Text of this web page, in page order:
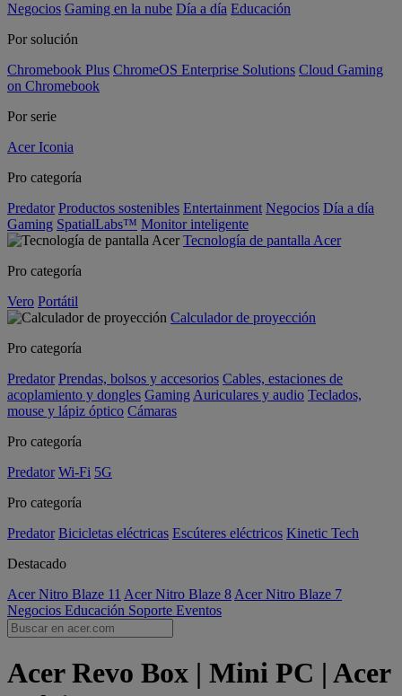
Negocios Gaming en la nube Día a día Educación
Por solución
Chromebook Plus ChromeOS Enterprise Solutions Cloud Gaming
on Chromebook
Por serie
Acer Iconia
Pro categoría
Predator Productos sostenibles Entertainment Negocios Día a día
Gaming SpatialLabs™ Monitor inteligente
Tecnología de pantalla Acer
Pro categoría
Vero Portátil
Calculador de proyección
Pro categoría
Predator Prendas, bolsos y accesorios Cables, estaciones de
acoplamiento y dongles Gaming Auriculares y audio Teclados,
mouse y lápiz óptico Cámaras
Pro categoría
Predator Wi-Fi 5G
Pro categoría
Predator Bicicletas eléctricas Escúteres eléctricos Kinetic Tech
Destacado
Acer Nitro Blaze 11 Acer Nitro Blaze 8 Acer Nitro Blaze 7
Negocios Educación Soporte Eventos
Acer Revo Box | Mini PC | Acer